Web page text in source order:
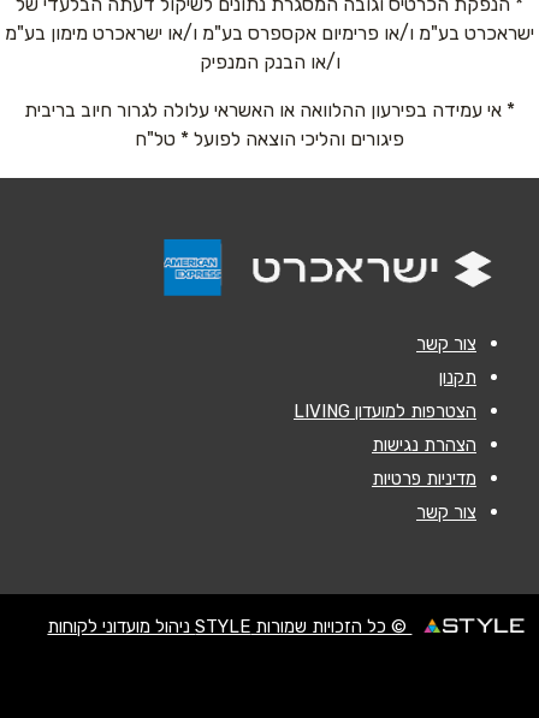
טלפון*
אימייל*
ישראכרט בע"מ ו/או פרימיום אקספרס בע"מ ו/או ישראכרט מימון בע"מ
ו/או הבנק המנפיק
* אי עמידה בפירעון ההלוואה או האשראי עלולה לגרור חיוב בריבית
פיגורים והליכי הוצאה לפועל * טל"ח
צור קשר
תקנון
הצטרפות למועדון LIVING
הצהרת נגישות
מדיניות פרטיות
צור קשר
© כל הזכויות שמורות STYLE ניהול מועדוני לקוחות